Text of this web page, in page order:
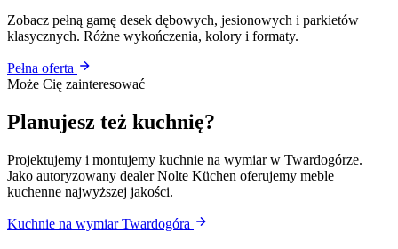
Zobacz pełną gamę desek dębowych, jesionowych i parkietów
klasycznych. Różne wykończenia, kolory i formaty.
Pełna oferta
Może Cię zainteresować
Planujesz też kuchnię?
Projektujemy i montujemy kuchnie na wymiar w Twardogórze.
Jako autoryzowany dealer Nolte Küchen oferujemy meble
kuchenne najwyższej jakości.
Kuchnie na wymiar Twardogóra